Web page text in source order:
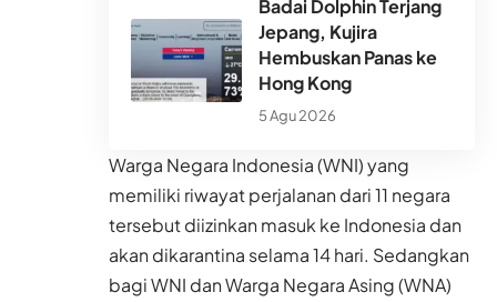
Badai Dolphin Terjang
Jepang, Kujira
Hembuskan Panas ke
Hong Kong
5 Agu 2026
Warga Negara Indonesia (WNI) yang
memiliki riwayat perjalanan dari 11 negara
tersebut diizinkan masuk ke Indonesia dan
akan dikarantina selama 14 hari. Sedangkan
bagi WNI dan Warga Negara Asing (WNA)